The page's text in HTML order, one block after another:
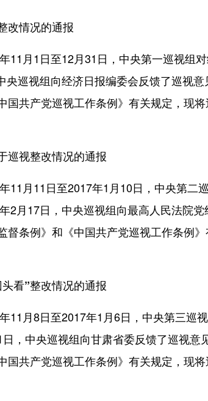
改情况的通报
月1日至12月31日，中央第一巡视组
巡视组向经济日报编委会反馈了巡视意
国共产党巡视工作条例》有关规定，现
巡视整改情况的通报
月11日至2017年1月10日，中央第二
2月17日，中央巡视组向最高人民法院
督条例》和《中国共产党巡视工作条例
看”整改情况的通报
月8日至2017年1月6日，中央第三巡
，中央巡视组向甘肃省委反馈了巡视意
国共产党巡视工作条例》有关规定，现